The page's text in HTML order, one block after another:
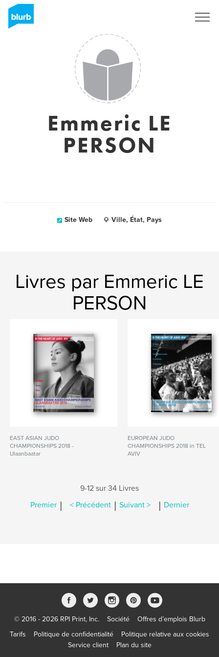
Emmeric LE
PERSON
Site Web Ville, État, Pays
Livres par Emmeric LE
PERSON
EAST ASIAN JUDO
CHAMPIONSHIPS 2018 -
Ulaanbaatar
EUROPEAN JUDO
CHAMPIONSHIPS 2018 in TEL
AVIV
9-12 sur 34 Livres
Premier | < Précédent | Suivant > | Dernier
© 2016 - 2026 RPI Print, Inc. Société
Offres d’emplois Blurb
Tarifs
Politique de confidentialité
Politique relative aux cookies
Service client
Plan du site